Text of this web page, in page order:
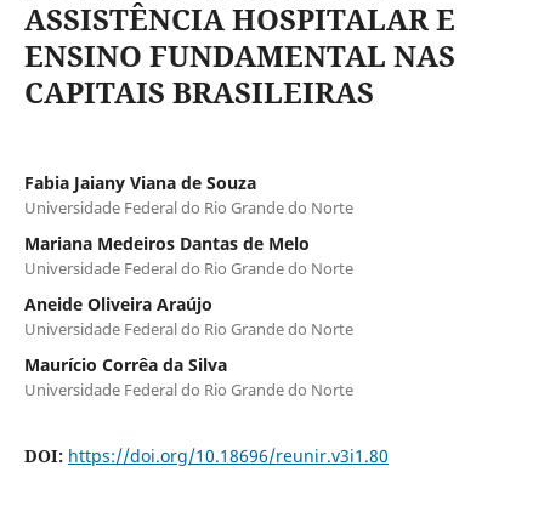
ASSISTÊNCIA HOSPITALAR E
ENSINO FUNDAMENTAL NAS
CAPITAIS BRASILEIRAS
Fabia Jaiany Viana de Souza
Universidade Federal do Rio Grande do Norte
Mariana Medeiros Dantas de Melo
Universidade Federal do Rio Grande do Norte
Aneide Oliveira Araújo
Universidade Federal do Rio Grande do Norte
Maurício Corrêa da Silva
Universidade Federal do Rio Grande do Norte
DOI: https://doi.org/10.18696/reunir.v3i1.80